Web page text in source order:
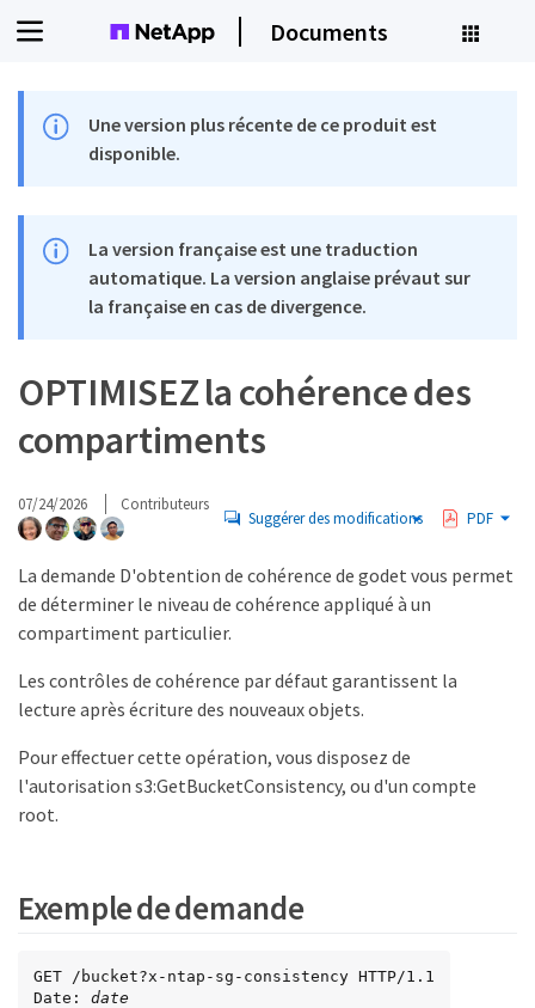
Documents
Une version plus récente de ce produit est
disponible.
La version française est une traduction
automatique. La version anglaise prévaut sur
la française en cas de divergence.
OPTIMISEZ la cohérence des
compartiments
07/24/2026 Contributeurs
Suggérer des modifications PDF
La demande D'obtention de cohérence de godet vous permet
de déterminer le niveau de cohérence appliqué à un
compartiment particulier.
Les contrôles de cohérence par défaut garantissent la
lecture après écriture des nouveaux objets.
Pour effectuer cette opération, vous disposez de
l'autorisation s3:GetBucketConsistency, ou d'un compte
root.
Exemple de demande
GET /bucket?x-ntap-sg-consistency HTTP/1.1
Date: date